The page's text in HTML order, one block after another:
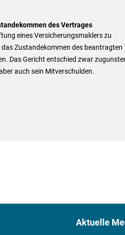
des Vertrages
eines Versicherungsmaklers zu
Zustandekommen des beantragten
Das Gericht entschied zwar
auch sein Mitverschulden.
Aktuelle